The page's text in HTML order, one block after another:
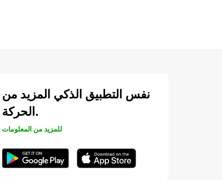
نفس التطبيق الذكي المزيد من
الحركة.
للمزيد من المعلومات